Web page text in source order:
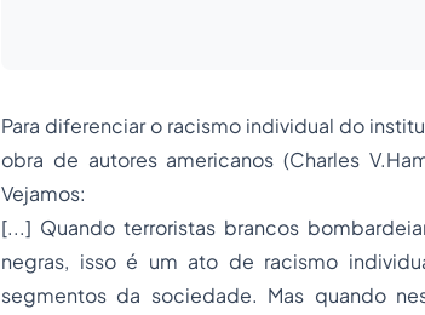
Para diferenciar o racismo individual do
obra de autores americanos (Charles
Vejamos:
[...] Quando terroristas brancos
negras, isso é um ato de racismo
segmentos da sociedade. Mas quando